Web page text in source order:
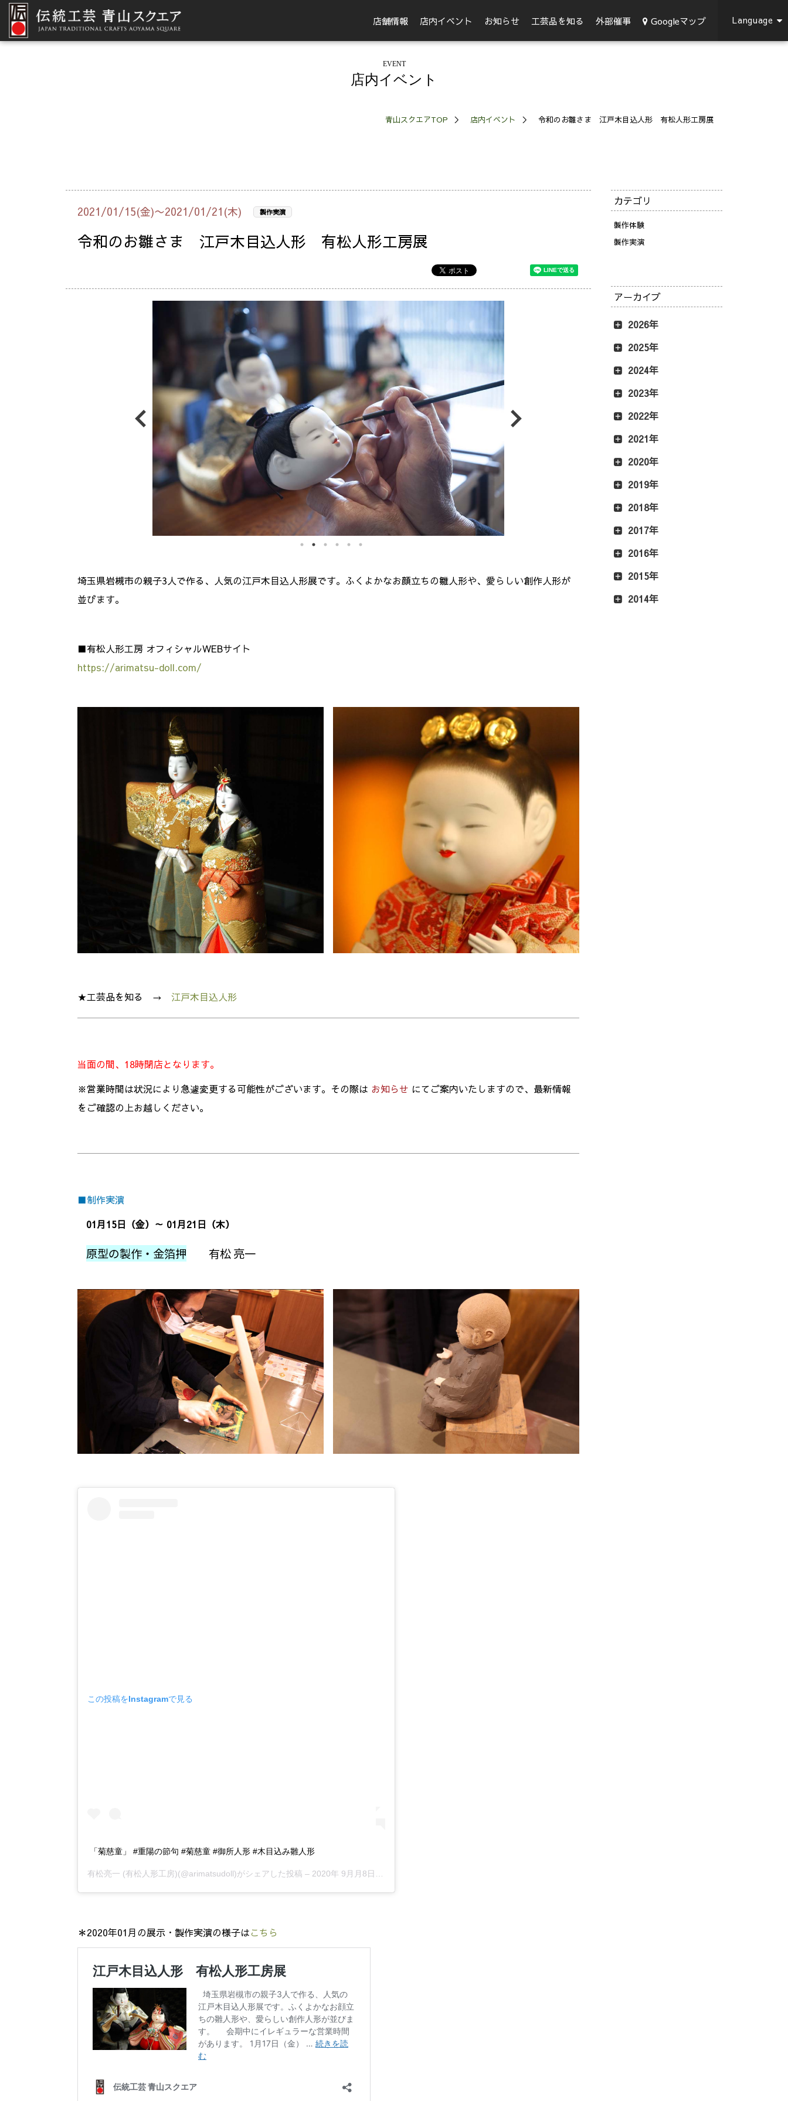
店舗情報 店内イベント お知らせ 工芸品を知る 外部催事 Googleマップ Language
EVENT
店内イベント
青山スクエアTOP 店内イベント 令和のお雛さま 江戸木目込人形 有松人形工房展
2021/01/15(金)〜2021/01/21(木) 製作実演
令和のお雛さま 江戸木目込人形 有松人形工房展
埼玉県岩槻市の親子3人で作る、人気の江戸木目込人形展です。ふくよかなお顔立ちの雛人形や、愛らしい創作人形が
並びます。
■有松人形工房 オフィシャルWEBサイト
https://arimatsu-doll.com/
★工芸品を知る → 江戸木目込人形
当面の間、18時閉店となります。
※営業時間は状況により急遽変更する可能性がございます。その際は お知らせ にてご案内いたしますので、最新情報
をご確認の上お越しください。
■制作実演
01月15日（金）～ 01月21日（木）
原型の製作・金箔押 有松 亮一
この投稿をInstagramで見る
「菊慈童」 #重陽の節句 #菊慈童 #御所人形 #木目込み雛人形
有松亮一 (有松人形工房)(@arimatsudoll)がシェアした投稿 – 2020年 9月月8日午後9時27分PDT
＊2020年01月の展示・製作実演の様子はこちら
カテゴリ
製作体験
製作実演
アーカイブ
2026年
2025年
2024年
2023年
2022年
2021年
2020年
2019年
2018年
2017年
2016年
2015年
2014年